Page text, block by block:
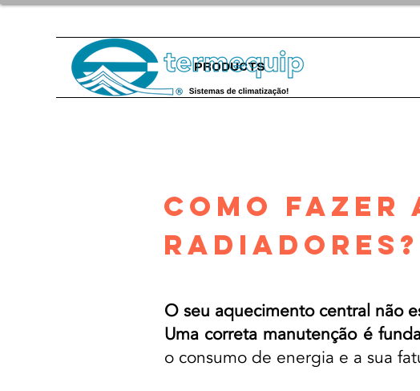
PRODUCTS
COMO FAZER
RADIADORES?
O seu aquecimento central não
Uma correta manutenção é
o consumo de energia e a sua